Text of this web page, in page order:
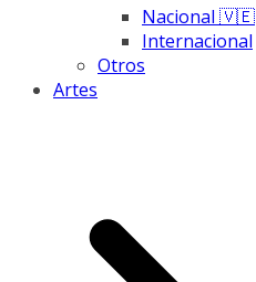
Nacional 🇻🇪
Internacional
Otros
Artes